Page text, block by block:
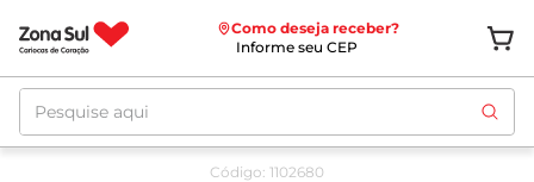
Como deseja receber?
Informe seu CEP
Pesquise aqui
Código: 1102680